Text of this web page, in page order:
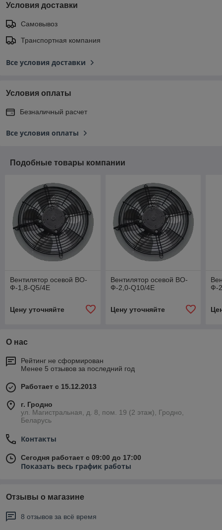
Условия доставки
Самовывоз
Транспортная компания
Все условия доставки
Условия оплаты
Безналичный расчет
Все условия оплаты
Подобные товары компании
Вентилятор осевой ВО-
Ф-1,8-Q5/4E
Цену уточняйте
Вентилятор осевой ВО-
Ф-2,0-Q10/4E
Цену уточняйте
Ф-
О нас
Рейтинг не сформирован
Менее 5 отзывов за последний год
Работает с 15.12.2013
г. Гродно
ул. Магистральная, д. 8, пом. 19 (2 этаж), Гродно,
Беларусь
Контакты
Сегодня работает с 09:00 до 17:00
Показать весь график работы
Отзывы о магазине
8 отзывов за всё время